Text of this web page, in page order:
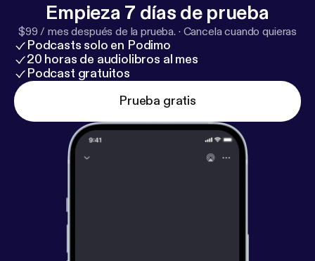
Empieza 7 días de prueba
$99 / mes después de la prueba. · Cancela cuando quieras
Podcasts solo en Podimo
20 horas de audiolibros al mes
Podcast gratuitos
Prueba gratis